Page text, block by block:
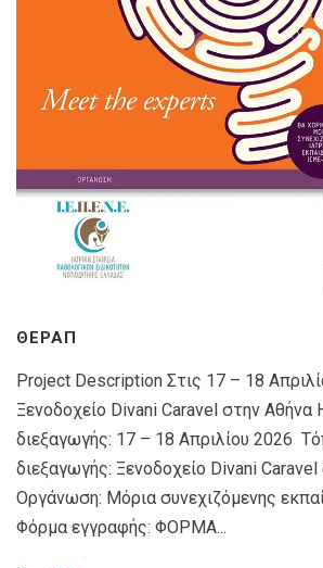
ΘΕΡΑΠ
Project Description Στις 17 – 18
Ξενοδοχείο Divani Caravel στην Αθήνα
διεξαγωγής: 17 – 18 Απριλίου 2026
διεξαγωγής: Ξενοδοχείο Divani
Οργάνωση: Μόρια συνεχιζόμενης
Φόρμα εγγραφής: ΦΟΡΜΑ...